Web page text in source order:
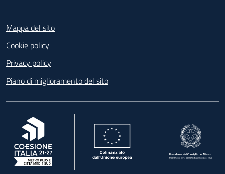
Mappa del sito
Cookie policy
Privacy policy
Piano di miglioramento del sito
, apre in una nuova scheda